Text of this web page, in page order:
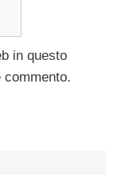
in questo